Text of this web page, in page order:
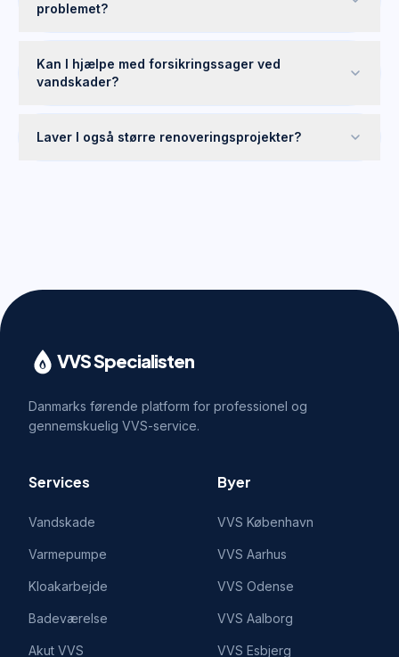
problemet?
Kan I hjælpe med forsikringssager ved
vandskader?
Laver I også større renoveringsprojekter?
VVS Specialisten
Danmarks førende platform for professionel og
gennemskuelig VVS-service.
Services
Vandskade
Varmepumpe
Kloakarbejde
Badeværelse
Akut VVS
Byer
VVS København
VVS Aarhus
VVS Odense
VVS Aalborg
VVS Esbjerg